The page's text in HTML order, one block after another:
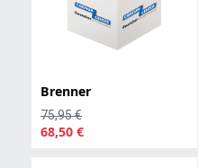
Brenner
75,95 €
68,50 €